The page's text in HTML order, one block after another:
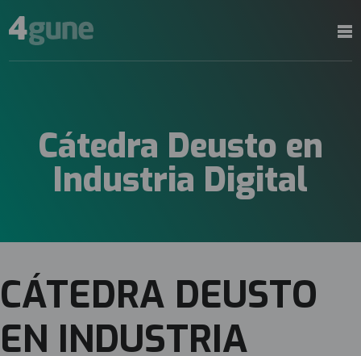
Cátedra Deusto en
Industria Digital
CÁTEDRA DEUSTO
EN INDUSTRIA